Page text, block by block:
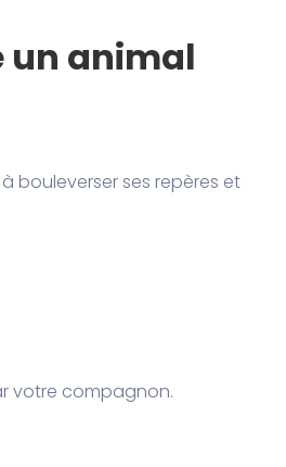
un animal
bouleverser ses repères et
votre compagnon.